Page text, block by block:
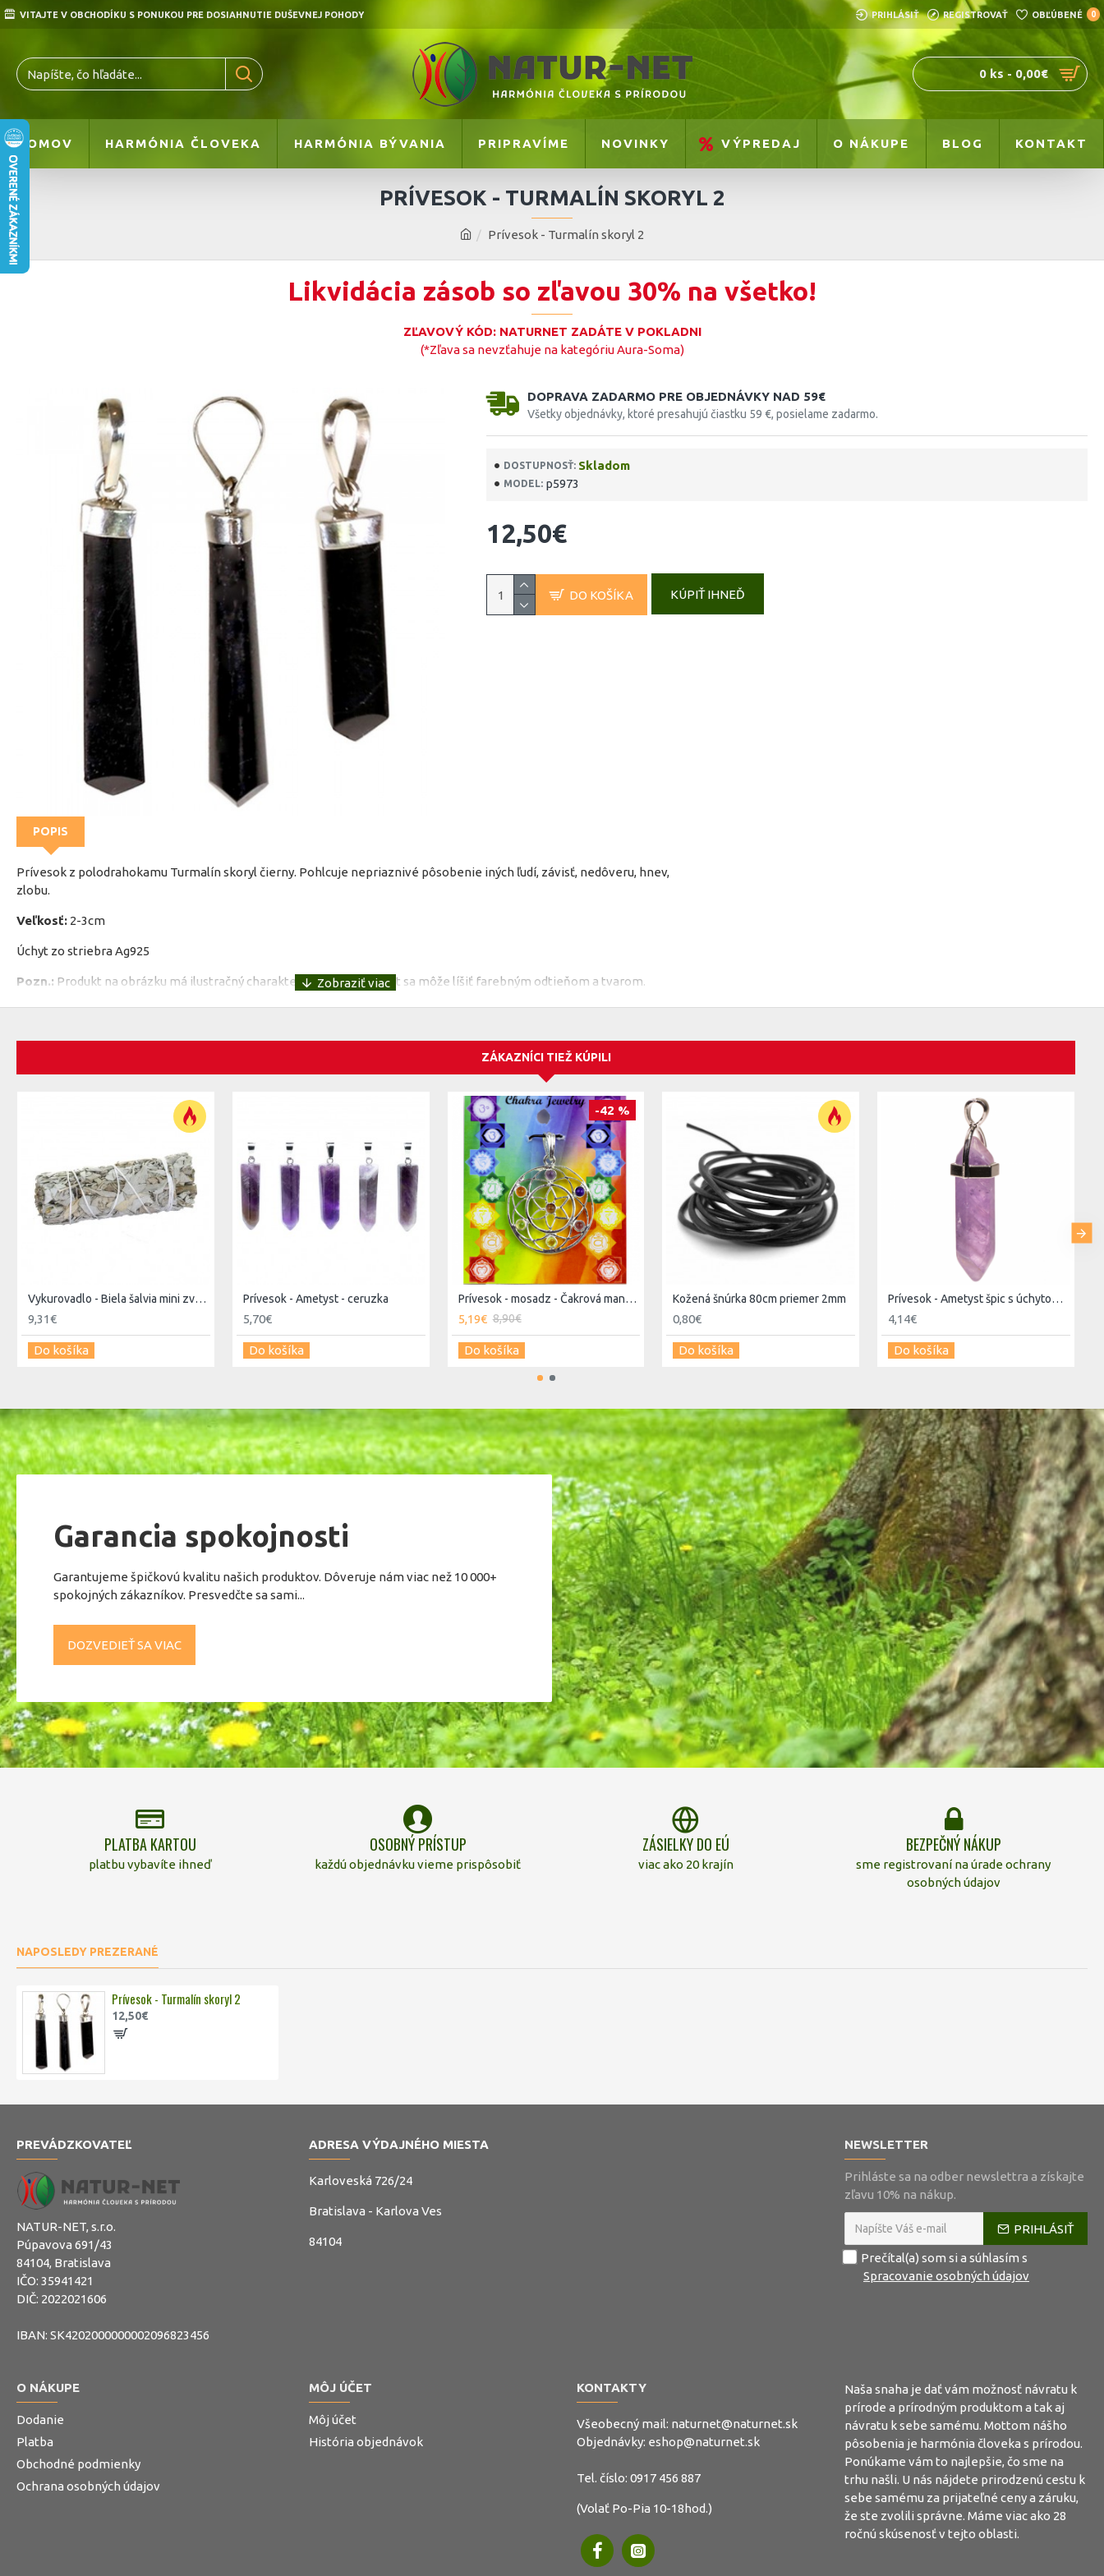
VITAJTE V OBCHODÍKU S PONUKOU PRE DOSIAHNUTIE DUŠEVNEJ POHODY PRIHLÁSIŤ REGISTROVAŤ OBĽÚBENÉ 0
0 ks - 0,00€
DOMOV HARMÓNIA ČLOVEKA HARMÓNIA BÝVANIA PRIPRAVÍME NOVINKY VÝPREDAJ O NÁKUPE BLOG KONTAKT
Prívesok - Turmalín skoryl 2
PRÍVESOK - TURMALÍN SKORYL 2
Likvidácia zásob so zľavou 30% na všetko!
ZĽAVOVÝ KÓD: NATURNET ZADÁTE V POKLADNI
(*Zľava sa nevzťahuje na kategóriu Aura-Soma)
DOPRAVA ZADARMO PRE OBJEDNÁVKY NAD 59€
Všetky objednávky, ktoré presahujú čiastku 59 €, posielame zadarmo.
DOSTUPNOSŤ: Skladom
MODEL: p5973
12,50€
DO KOŠÍKA KÚPIŤ IHNEĎ
POPIS
Prívesok z polodrahokamu Turmalín skoryl čierny. Pohlcuje nepriaznivé pôsobenie iných ľudí, závisť, nedôveru, hnev,
zlobu.
Veľkosť: 2-3cm
Úchyt zo striebra Ag925
Pozn.: Produkt na obrázku má ilustračný charakter. Koncový produkt sa môže líšiť farebným odtieňom a tvarom.
ZÁKAZNÍCI TIEŽ KÚPILI
Vykurovadlo - Biela šalvia mini zväzok 1ks nebalený šúlec
9,31€
Do košíka
Prívesok - Ametyst - ceruzka
5,70€
Do košíka
-42 %
Prívesok - mosadz - Čakrová mandala
5,19€ 8,90€
Do košíka
Kožená šnúrka 80cm priemer 2mm
0,80€
Do košíka
Prívesok - Ametyst špic s úchytom 4cm
4,14€
Do košíka
Garancia spokojnosti
Garantujeme špičkovú kvalitu našich produktov. Dôveruje nám viac než 10 000+
spokojných zákazníkov. Presvedčte sa sami...
DOZVEDIEŤ SA VIAC
PLATBA KARTOU
platbu vybavíte ihneď
OSOBNÝ PRÍSTUP
každú objednávku vieme prispôsobiť
ZÁSIELKY DO EÚ
viac ako 20 krajín
BEZPEČNÝ NÁKUP
sme registrovaní na úrade ochrany
osobných údajov
NAPOSLEDY PREZERANÉ
Prívesok - Turmalín skoryl 2
12,50€
PREVÁDZKOVATEĽ
NATUR-NET, s.r.o.
Púpavova 691/43
84104, Bratislava
IČO: 35941421
DIČ: 2022021606
IBAN: SK4202000000002096823456
ADRESA VÝDAJNÉHO MIESTA
Karloveská 726/24
Bratislava - Karlova Ves
84104
NEWSLETTER
Prihláste sa na odber newslettra a získajte
zľavu 10% na nákup.
PRIHLÁSIŤ
Prečítal(a) som si a súhlasím s
Spracovanie osobných údajov
O NÁKUPE
Dodanie
Platba
Obchodné podmienky
Ochrana osobných údajov
MÔJ ÚČET
Môj účet
História objednávok
KONTAKTY
Všeobecný mail: naturnet@naturnet.sk
Objednávky: eshop@naturnet.sk
Tel. číslo: 0917 456 887
(Volať Po-Pia 10-18hod.)
Naša snaha je dať vám možnosť návratu k
prírode a prírodným produktom a tak aj
návratu k sebe samému. Mottom nášho
pôsobenia je harmónia človeka s prírodou.
Ponúkame vám to najlepšie, čo sme na
trhu našli. U nás nájdete prirodzenú cestu k
sebe samému za prijateľné ceny a záruku,
že ste zvolili správne. Máme viac ako 28
ročnú skúsenosť v tejto oblasti.